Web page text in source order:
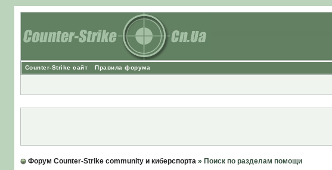
Counter-Strike сайт Правила форума
Форум Counter-Strike community и киберспорта» Поиск по разделам помощи